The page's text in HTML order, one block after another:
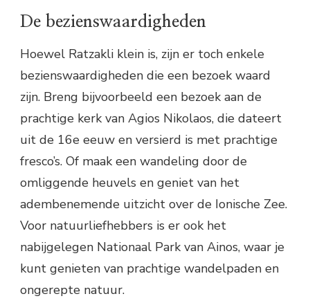
De bezienswaardigheden
Hoewel Ratzakli klein is, zijn er toch enkele
bezienswaardigheden die een bezoek waard
zijn. Breng bijvoorbeeld een bezoek aan de
prachtige kerk van Agios Nikolaos, die dateert
uit de 16e eeuw en versierd is met prachtige
fresco’s. Of maak een wandeling door de
omliggende heuvels en geniet van het
adembenemende uitzicht over de Ionische Zee.
Voor natuurliefhebbers is er ook het
nabijgelegen Nationaal Park van Ainos, waar je
kunt genieten van prachtige wandelpaden en
ongerepte natuur.